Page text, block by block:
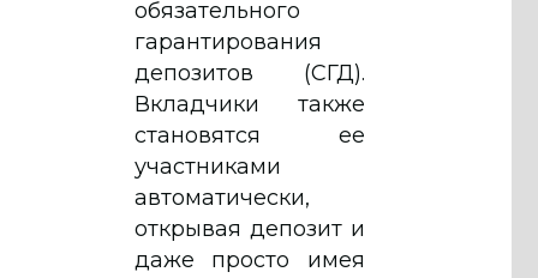
обязательного
гарантирования
депозитов (СГД).
Вкладчики также
становятся ее
участниками
автоматически,
открывая депозит и
даже просто имея